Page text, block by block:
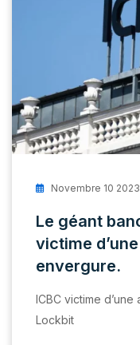
Novembre 10 2023
Le géant
victime
envergure.
ICBC victime
Lockbit